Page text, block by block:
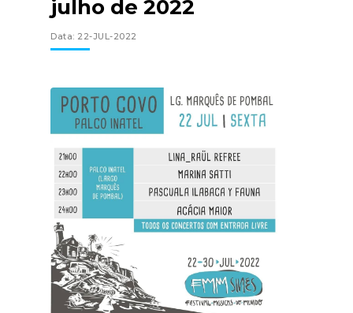
julho de 2022
Data: 22-JUL-2022